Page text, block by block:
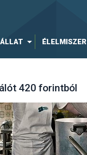
ÁLLAT ÉLELMISZER
420 forintból